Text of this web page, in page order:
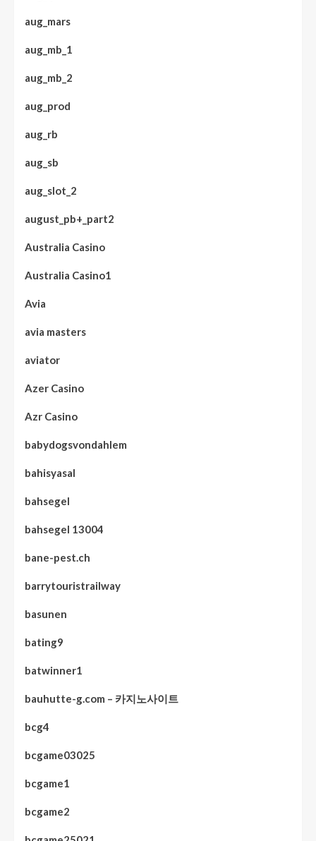
aug_mars
aug_mb_1
aug_mb_2
aug_prod
aug_rb
aug_sb
aug_slot_2
august_pb+_part2
Australia Casino
Australia Casino1
Avia
avia masters
aviator
Azer Casino
Azr Casino
babydogsvondahlem
bahisyasal
bahsegel
bahsegel 13004
bane-pest.ch
barrytouristrailway
basunen
bating9
batwinner1
bauhutte-g.com – 카지노사이트
bcg4
bcgame03025
bcgame1
bcgame2